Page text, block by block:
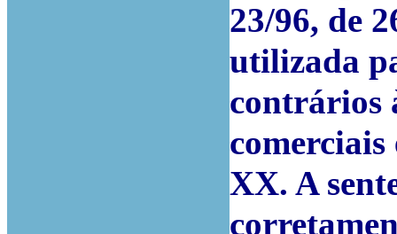
23/96, de
utilizada
contrários
comerciais
XX. A